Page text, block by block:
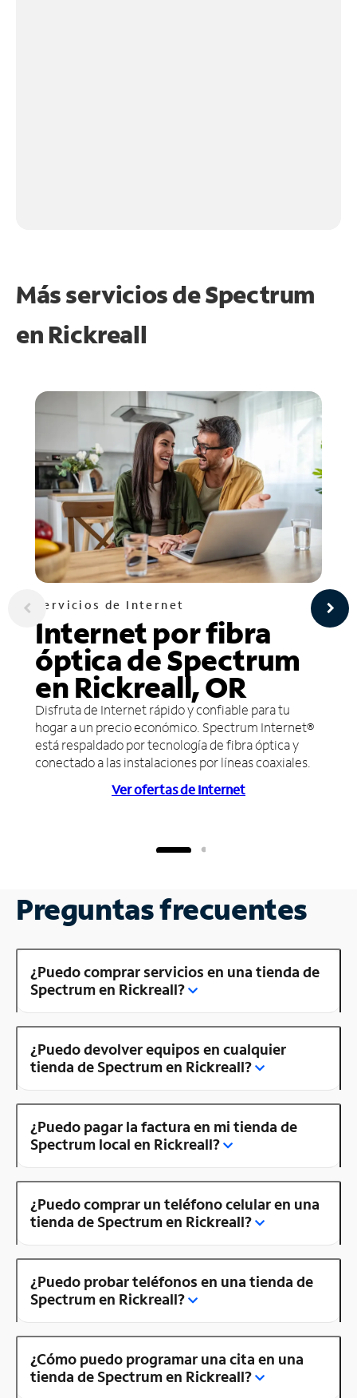
Más servicios de Spectrum
en Rickreall
Servicios de Internet
Internet por fibra
óptica de Spectrum
en Rickreall, OR
Disfruta de Internet rápido y confiable para tu
hogar a un precio económico. Spectrum Internet®
está respaldado por tecnología de fibra óptica y
conectado a las instalaciones por líneas coaxiales.
Ver ofertas de Internet
Preguntas frecuentes
¿Puedo comprar servicios en una tienda de
Spectrum en Rickreall?
¿Puedo devolver equipos en cualquier
tienda de Spectrum en Rickreall?
¿Puedo pagar la factura en mi tienda de
Spectrum local en Rickreall?
¿Puedo comprar un teléfono celular en una
tienda de Spectrum en Rickreall?
¿Puedo probar teléfonos en una tienda de
Spectrum en Rickreall?
¿Cómo puedo programar una cita en una
tienda de Spectrum en Rickreall?